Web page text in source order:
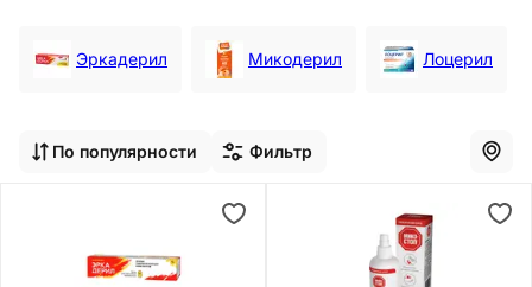
Эркадерил Микодерил Лоцерил
По популярности Фильтр